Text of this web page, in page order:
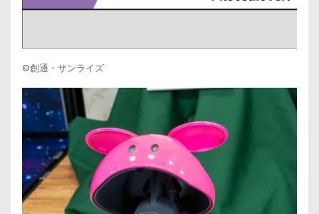
©創通・サンライズ